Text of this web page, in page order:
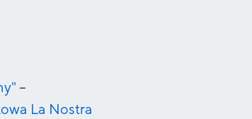
–
La Nostra